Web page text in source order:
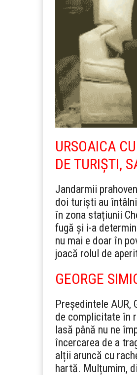
URSOAICA
DE TURIȘTI,
Jandarmii
doi turiști au
în zona stațiunii
fugă și i-a
nu mai e doar în
joacă rolul de
GEORGE
Președintele AUR,
de complicitate în
lasă până nu ne
încercarea de a
alții aruncă cu
hartă. Mulțumim,